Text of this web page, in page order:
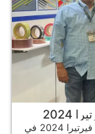
اسم المعرض: معرض إكسبو ناسيونال فيرتيرا 2024 في